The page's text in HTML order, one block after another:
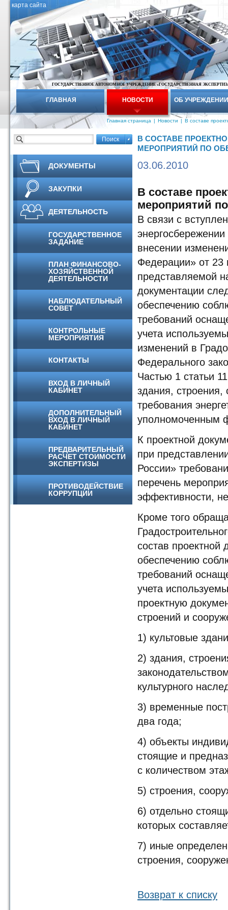
карта сайта
ГОСУДАРСТВЕННОЕ АВТОНОМНОЕ УЧРЕЖДЕНИЕ «ГОСУДАРСТВЕННАЯ
ГЛАВНАЯ НОВОСТИ ОБ УЧРЕЖДЕНИИ
Главная страница | Новости | В составе
ДОКУМЕНТЫ
ЗАКУПКИ
ДЕЯТЕЛЬНОСТЬ
ГОСУДАРСТВЕННОЕ
ЗАДАНИЕ
ПЛАН ФИНАНСОВО-
ХОЗЯЙСТВЕННОЙ
ДЕЯТЕЛЬНОСТИ
НАБЛЮДАТЕЛЬНЫЙ
СОВЕТ
КОНТРОЛЬНЫЕ
МЕРОПРИЯТИЯ
КОНТАКТЫ
ВХОД В ЛИЧНЫЙ
КАБИНЕТ
ДОПОЛНИТЕЛЬНЫЙ
ВХОД В ЛИЧНЫЙ
КАБИНЕТ
ПРЕДВАРИТЕЛЬНЫЙ
РАСЧЕТ СТОИМОСТИ
ЭКСПЕРТИЗЫ
ПРОТИВОДЕЙСТВИЕ
КОРРУПЦИИ
В СОСТАВЕ
МЕРОПРИЯТИЙ ПО
03.06.2010
В составе
мероприятий
В связи с
внесении
Федерации» от
представляемой
документации
обеспечению
требований
учета
изменений в
Федерального
Частью 1 статьи
здания, строения,
требования
уполномоченным
К проектной
при
России»
перечень
эффективности,
Кроме того
состав проектной
обеспечению
требований
учета
проектную
строений и
1) культовые
2) здания,
культурного
3) временные
два года;
4) объекты
стоящие и
с количеством
5) строения,
6) отдельно
которых
7) иные
строения,
Возврат к списку